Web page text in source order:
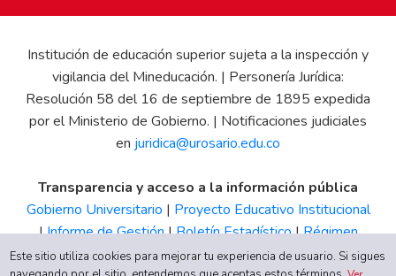
Institución de educación superior sujeta a la inspección y
vigilancia del Mineducación. | Personería Jurídica:
Resolución 58 del 16 de septiembre de 1895 expedida
por el Ministerio de Gobierno. | Notificaciones judiciales
en juridica@urosario.edu.co
Transparencia y acceso a la información pública
Gobierno Universitario | Proyecto Educativo Institucional
|Informe de Gestión|Boletín Estadístico|Régimen
Tributario|Estados Financieros |Código de Ética| Canal
Este sitio utiliza cookies para mejorar tu experiencia de usuario. Si sigues